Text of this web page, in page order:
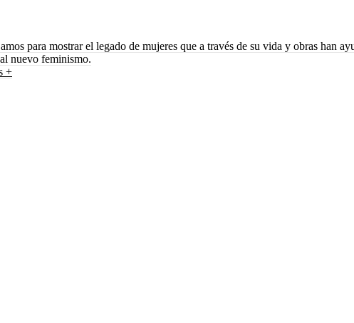
para mostrar el legado de mujeres que a través de su vida y obras han
nuevo feminismo.
+